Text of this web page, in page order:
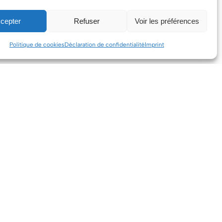
Refuser Voir les préférences
Politique de cookiesDéclaration de confidentialitéImprint